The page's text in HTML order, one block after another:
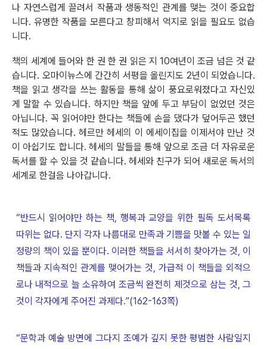
나 자연스럽게 끌려서 작품과 생동적인 관계를 맺는 것이 중요합
니다. 유명한 작품을 모른다고 창피해서 억지로 읽을 필요도 없습
니다.
책의 세계에 들어와 한 권 한 권 읽은 지 10여년이 조금 넘은 것 같
습니다. 오마이뉴스에 간간히 서평을 올린지도 2년이 되었습니다.
책을 읽고 생각을 쓰는 활동을 통해 삶이 풍요로워졌다고 자신있
게 말할 수 있습니다. 하지만 책을 앞에 두고 부담이 없었던 것은
아닙니다. 꼭 읽어야만 한다는 책들에 손을 댔다가 덮어두곤 했던
적도 많았습니다. 헤르만 헤세의 이 에세이집을 이제서야 만난 것
이 아쉽기도 합니다. 헤세의 말들을 통해 앞으로 조금 더 자유로운
독서를 할 수 있을 것 같습니다. 헤세와 친구가 되어 새로운 독서의
세계로 한걸음 나아갑니다.
“반드시 읽어야만 하는 책, 행복과 교양을 위한 필독 도서목록
따위는 없다. 단지 각자 나름대로 만족과 기쁨을 맛볼 수 있는 일
정량의 책이 있을 뿐이다. 이러한 책들을 서서히 찾아가는 것, 이
책들과 지속적인 관계를 맺어가는 것, 가급적 이 책들을 외적으
로나 내적으로 늘 소유하여 조금씩 완전히 제것으로 삼는 것, 그
것이 각자에게 주어진 과제다.”(162-163쪽)
“문학과 예술 방면에 그다지 조예가 깊지 못한 평범한 사람일지